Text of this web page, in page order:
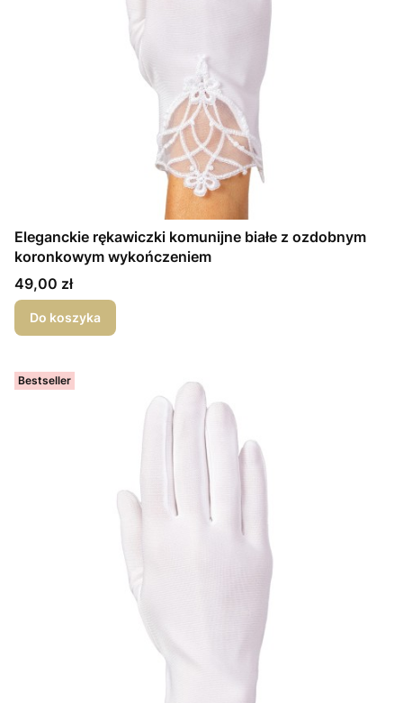
Eleganckie rękawiczki komunijne białe z ozdobnym
koronkowym wykończeniem
Cena
49,00 zł
Do koszyka
Bestseller